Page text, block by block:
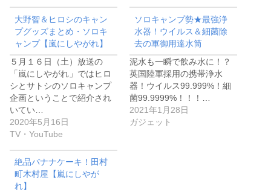
大野智＆ヒロシのキャン
プグッズまとめ・ソロキ
ャンプ【嵐にしやがれ】
５月１６日（土）放送の
「嵐にしやがれ」ではヒロ
シとサトシのソロキャンプ
企画ということで紹介され
いてい…
2020年5月16日
TV・YouTube
ソロキャンプ勢★最強浄
水器！ウイルス＆細菌除
去の軍御用達水筒
泥水も一瞬で飲み水に！？
英国陸軍採用の携帯浄水
器！ウイルス99.999%！細
菌99.9999%！！！…
2021年1月28日
ガジェット
絶品バナナケーキ！田村
町木村屋【嵐にしやが
れ】